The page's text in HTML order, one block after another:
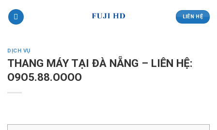
LIÊN HỆ
DỊCH VỤ
THANG MÁY TẠI ĐÀ NẴNG – LIÊN HỆ:
O9O5.88.OOOO